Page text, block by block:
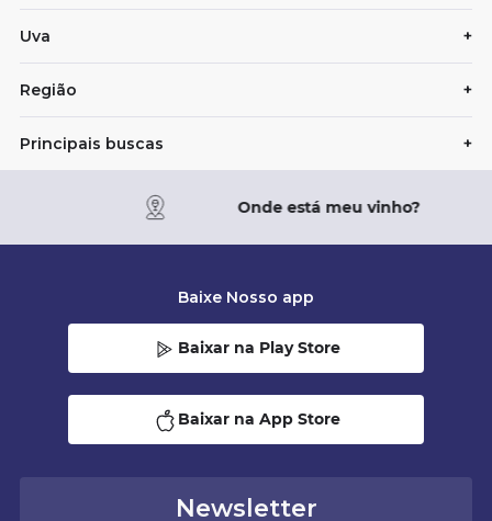
Uva +
Região +
Principais buscas +
Onde está meu vinho?
Newsletter
Baixe Nosso app
Baixar na Play Store
Baixar na App Store